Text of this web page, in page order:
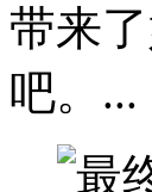
带来
吧。...